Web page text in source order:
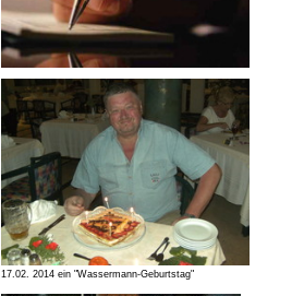
17.02. 2014 ein "Wassermann-Geburtstag"